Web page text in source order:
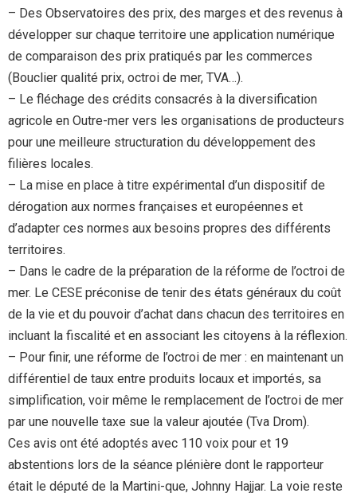
– Des Observatoires des prix, des marges et des revenus à
développer sur chaque territoire une application numérique
de comparaison des prix pratiqués par les commerces
(Bouclier qualité prix, octroi de mer, TVA…).
– Le fléchage des crédits consacrés à la diversification
agricole en Outre-mer vers les organisations de producteurs
pour une meilleure structuration du développement des
filières locales.
– La mise en place à titre expérimental d’un dispositif de
dérogation aux normes françaises et européennes et
d’adapter ces normes aux besoins propres des différents
territoires.
– Dans le cadre de la préparation de la réforme de l’octroi de
mer. Le CESE préconise de tenir des états généraux du coût
de la vie et du pouvoir d’achat dans chacun des territoires en
incluant la fiscalité et en associant les citoyens à la réflexion.
– Pour finir, une réforme de l’octroi de mer : en maintenant un
différentiel de taux entre produits locaux et importés, sa
simplification, voir même le remplacement de l’octroi de mer
par une nouvelle taxe sue la valeur ajoutée (Tva Drom).
Ces avis ont été adoptés avec 110 voix pour et 19
abstentions lors de la séance plénière dont le rapporteur
était le député de la Martini-que, Johnny Hajjar. La voie reste